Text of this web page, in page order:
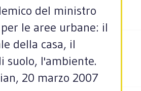
del ministro
le aree urbane: il
della casa, il
suolo, l'ambiente.
20 marzo 2007